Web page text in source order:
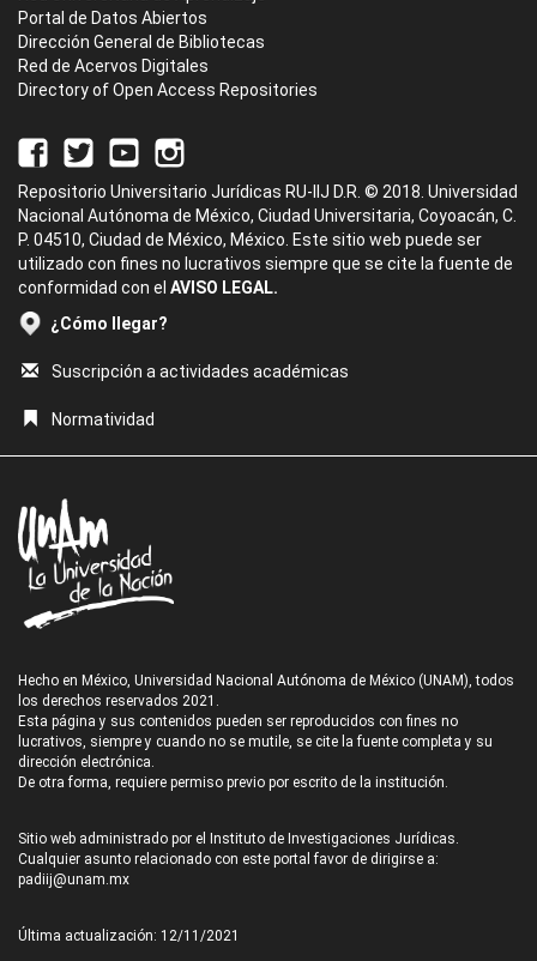
Portal de Datos Abiertos
Dirección General de Bibliotecas
Red de Acervos Digitales
Directory of Open Access Repositories
Repositorio Universitario Jurídicas RU-IIJ D.R. © 2018. Universidad
Nacional Autónoma de México, Ciudad Universitaria, Coyoacán, C.
P. 04510, Ciudad de México, México. Este sitio web puede ser
utilizado con fines no lucrativos siempre que se cite la fuente de
conformidad con el AVISO LEGAL.
¿Cómo llegar?
Suscripción a actividades académicas
Normatividad
Hecho en México, Universidad Nacional Autónoma de México (UNAM), todos
los derechos reservados 2021.
Esta página y sus contenidos pueden ser reproducidos con fines no
lucrativos, siempre y cuando no se mutile, se cite la fuente completa y su
dirección electrónica.
De otra forma, requiere permiso previo por escrito de la institución.
Sitio web administrado por el Instituto de Investigaciones Jurídicas.
Cualquier asunto relacionado con este portal favor de dirigirse a:
padiij@unam.mx
Última actualización: 12/11/2021